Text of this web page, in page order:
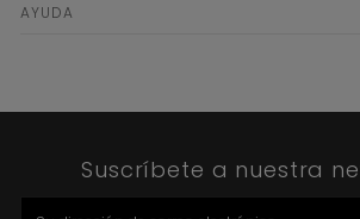
AYUDA
Suscríbete a nuestra